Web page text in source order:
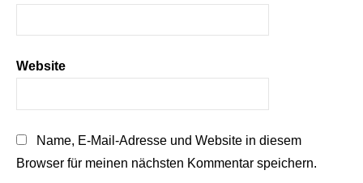
Website
Name, E-Mail-Adresse und Website in diesem
Browser für meinen nächsten Kommentar speichern.